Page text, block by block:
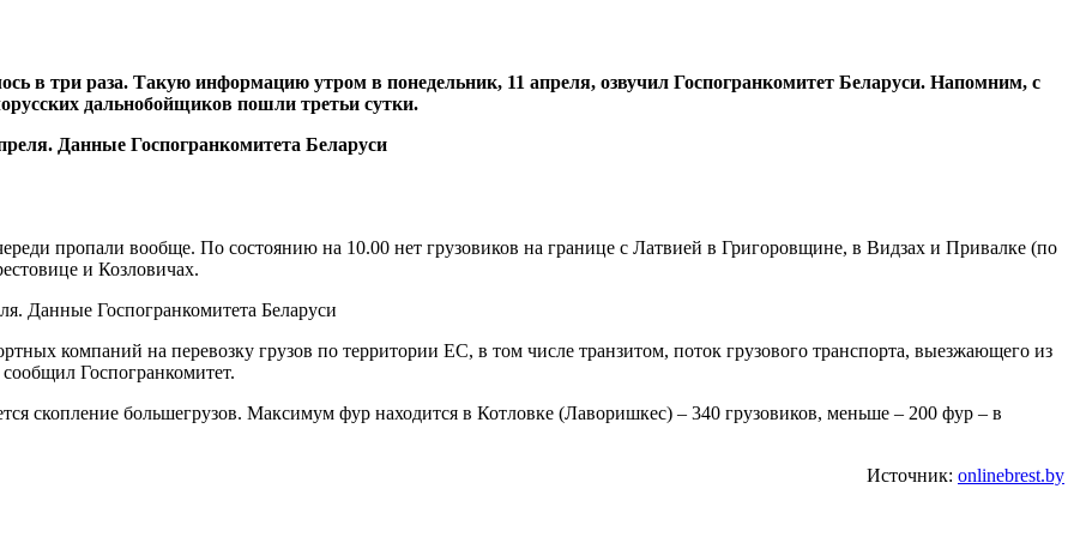
в три раза. Такую информацию утром в понедельник, 11 апреля, озвучил Госпогранкомитет Беларуси. Напомним, с
дальнобойщиков пошли третьи сутки.
пропали вообще. По состоянию на 10.00 нет грузовиков на границе с Латвией в Григоровщине, в Видзах и Привалке (по
и Козловичах.
компаний на перевозку грузов по территории ЕС, в том числе транзитом, поток грузового транспорта, выезжающего из
Госпогранкомитет.
скопление большегрузов. Максимум фур находится в Котловке (Лаворишкес) – 340 грузовиков, меньше – 200 фур – в
Источник: onlinebrest.by